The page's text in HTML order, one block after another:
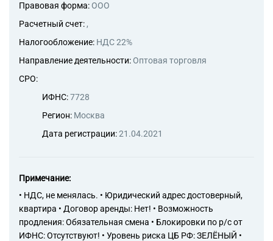
Правовая форма: ООО
Расчетный счет: ,
Налогообложение: НДС 22%
Направление деятельности: Оптовая торговля
СРО:
ИФНС:7728
Регион: Москва
Дата регистрации:21.04.2021
Примечание:
• НДС, не менялась. • Юридический адрес достоверный,
квартира • Договор аренды: Нет! • Возможность
продления: Обязательная смена • Блокировки по р/с от
ИФНС: Отсутствуют! • Уровень риска ЦБ РФ: ЗЕЛЁНЫЙ •